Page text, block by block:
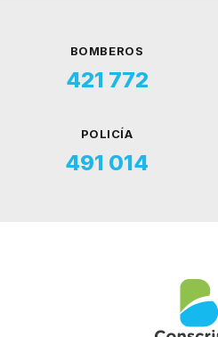
BOMBEROS
421 772
POLICÍA
491 014